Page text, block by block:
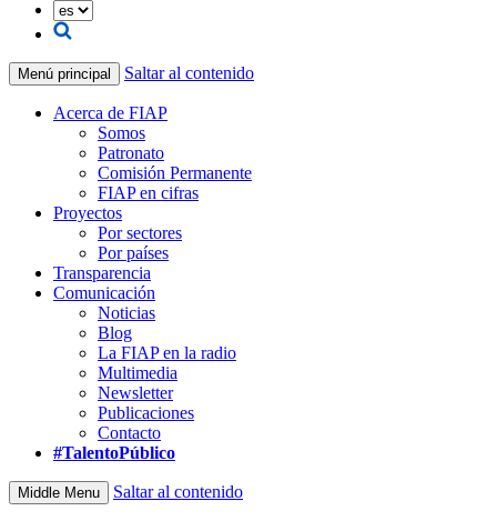
Menú principal Saltar al contenido
Acerca de FIAP
Somos
Patronato
Comisión Permanente
FIAP en cifras
Proyectos
Por sectores
Por países
Transparencia
Comunicación
Noticias
Blog
La FIAP en la radio
Multimedia
Newsletter
Publicaciones
Contacto
#TalentoPúblico
Middle Menu Saltar al contenido